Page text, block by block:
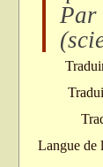
Par
(
Langue de